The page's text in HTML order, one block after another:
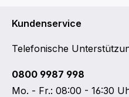
Kundenservice
Telefonische
0800 9987 998
Mo. - Fr.: 08:00 - 16:30